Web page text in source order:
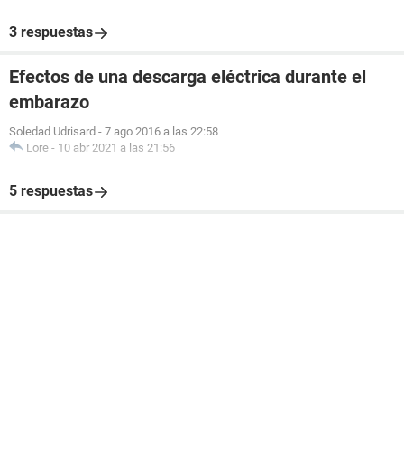
3 respuestas
Efectos de una descarga eléctrica durante el
embarazo
Soledad Udrisard - 7 ago 2016 a las 22:58
Lore - 10 abr 2021 a las 21:56
5 respuestas